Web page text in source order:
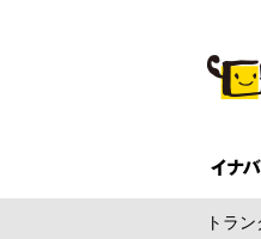
トラ